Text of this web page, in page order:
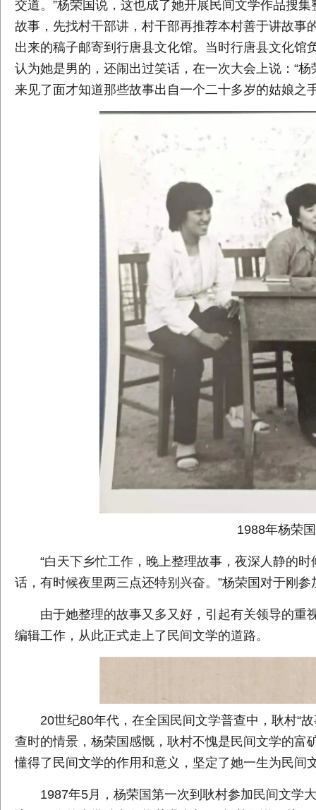
交道。”杨荣国说，这也成了她开展民间文学作品搜
故事，先找村干部讲，村干部再推荐本村善于讲故
出来的稿子邮寄到行唐县文化馆。当时行唐县文化
认为她是男的，还闹出过笑话，在一次大会上说：“
来见了面才知道那些故事出自一个二十多岁的姑娘之
1988年杨荣
“白天下乡忙工作，晚上整理故事，夜深人静的
话，有时候夜里两三点还特别兴奋。”杨荣国对于刚
由于她整理的故事又多又好，引起有关领导的
编辑工作，从此正式走上了民间文学的道路。
20世纪80年代，在全国民间文学普查中，耿村“
查时的情景，杨荣国感慨，耿村不愧是民间文学的
懂得了民间文学的作用和意义，坚定了她一生为民间
1987年5月，杨荣国第一次到耿村参加民间文学